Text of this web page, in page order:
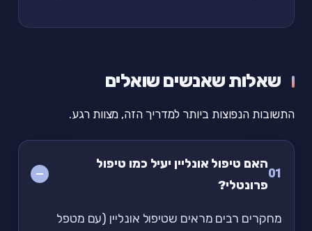
שאלות שאנשים שואלים
התשובות הנפוצות ביותר למדריך הזה, מצוות רגע.
01
האם טיפול אונליין יעיל כמו טיפול
פרונטלי?
מחקרים רבים מראים שטיפול אונליין (עם מטפל